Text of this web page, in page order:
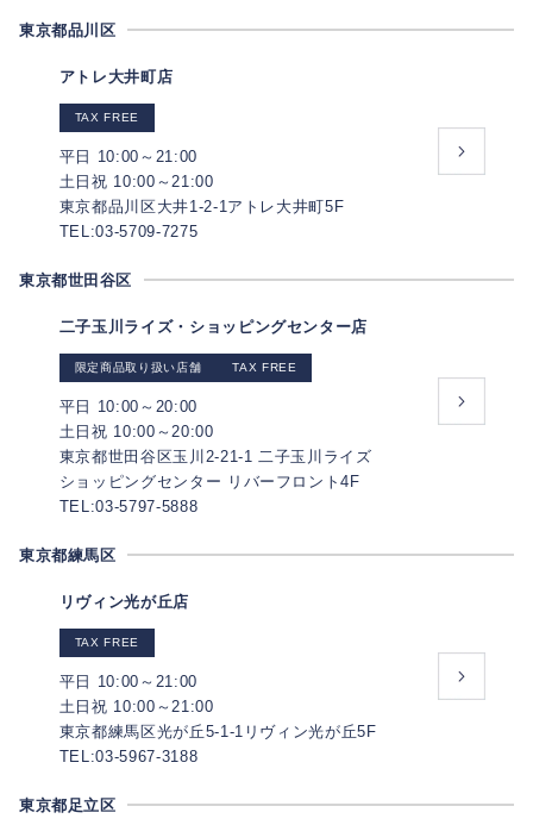
東京都品川区
アトレ大井町店
TAX FREE
平日 10:00～21:00
土日祝 10:00～21:00
東京都品川区大井1-2-1アトレ大井町5F
TEL:03-5709-7275
東京都世田谷区
二子玉川ライズ・ショッピングセンター店
限定商品取り扱い店舗 TAX FREE
平日 10:00～20:00
土日祝 10:00～20:00
東京都世田谷区玉川2-21-1 二子玉川ライズ
ショッピングセンター リバーフロント4F
TEL:03-5797-5888
東京都練馬区
リヴィン光が丘店
TAX FREE
平日 10:00～21:00
土日祝 10:00～21:00
東京都練馬区光が丘5-1-1リヴィン光が丘5F
TEL:03-5967-3188
東京都足立区